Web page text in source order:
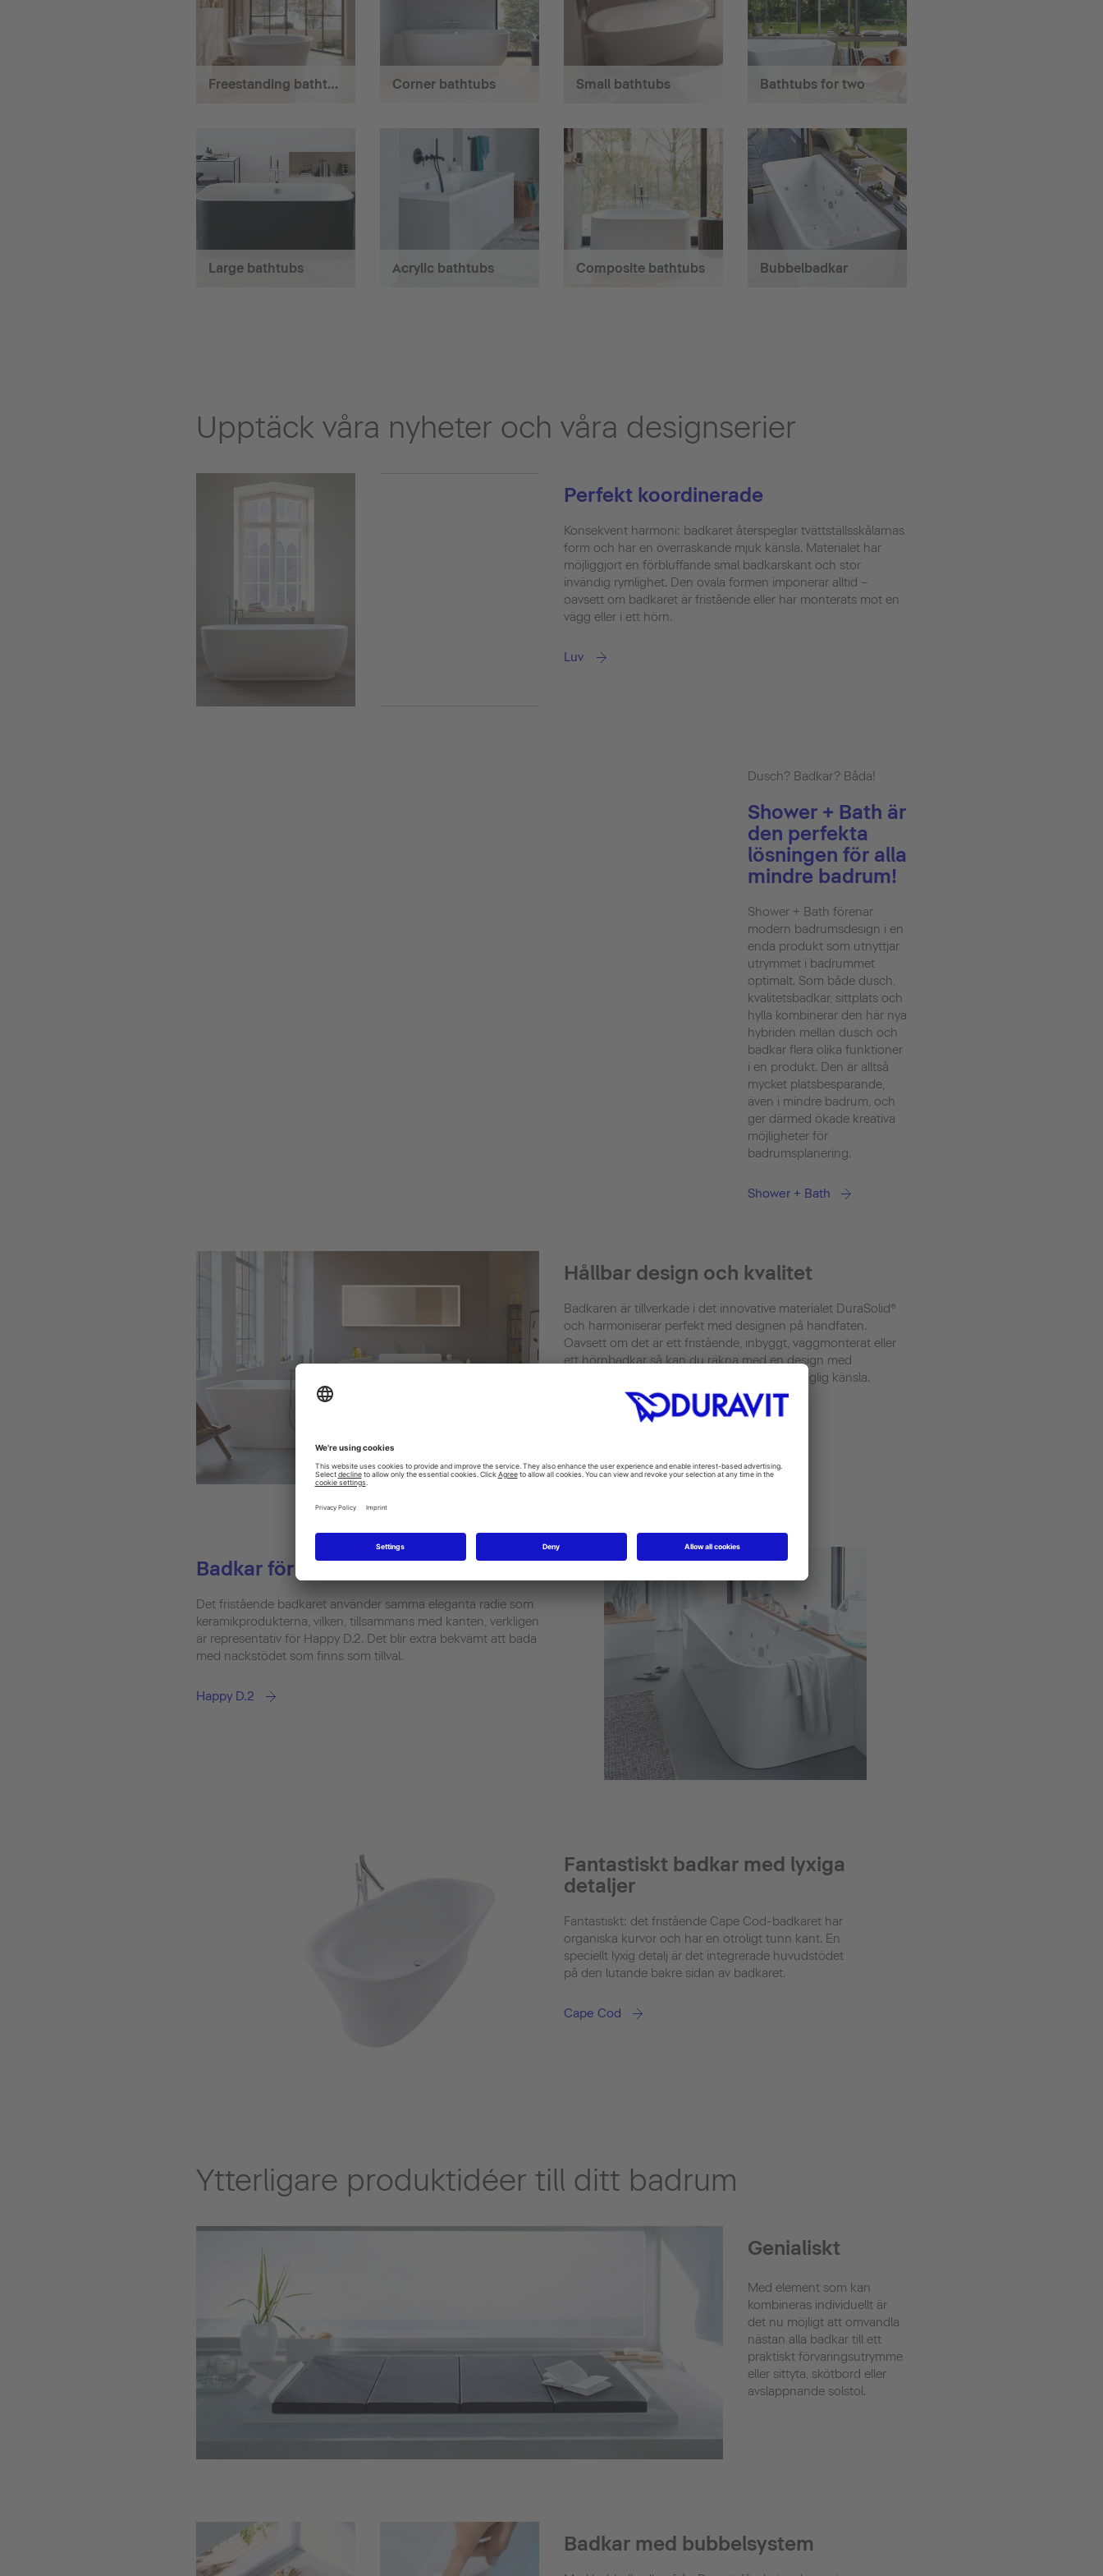
Freestanding bathtubs Corner bathtubs Small bathtubs Bathtubs for two
Large bathtubs Acrylic bathtubs Composite bathtubs Bubbelbadkar
Upptäck våra nyheter och våra designserier
Perfekt koordinerade
Konsekvent harmoni: badkaret återspeglar tvättställsskålarnas
form och har en överraskande mjuk känsla. Materialet har
möjliggjort en förbluffande smal badkarskant och stor
invändig rymlighet. Den ovala formen imponerar alltid –
oavsett om badkaret är fristående eller har monterats mot en
vägg eller i ett hörn.
Luv
Dusch? Badkar? Båda!
Shower + Bath är
den perfekta
lösningen för alla
mindre badrum!
Shower + Bath förenar
modern badrumsdesign i en
enda produkt som utnyttjar
utrymmet i badrummet
optimalt. Som både dusch,
kvalitetsbadkar, sittplats och
hylla kombinerar den här nya
hybriden mellan dusch och
badkar flera olika funktioner
i en produkt. Den är alltså
mycket platsbesparande,
även i mindre badrum, och
ger därmed ökade kreativa
möjligheter för
badrumsplanering.
Shower + Bath
Hållbar design och kvalitet
Badkaren är tillverkade i det innovative materialet DuraSolid®
och harmoniserar perfekt med designen på handfaten.
Oavsett om det är ett fristående, inbyggt, väggmonterat eller
ett hörnbadkar så kan du räkna med en design med
imponerande exakta linjer och en varm behaglig känsla.
Badkar för serien Happy D.2
Det fristående badkaret använder samma eleganta radie som
keramikprodukterna, vilken, tillsammans med kanten, verkligen
är representativ för Happy D.2. Det blir extra bekvämt att bada
med nackstödet som finns som tillval.
Happy D.2
Fantastiskt badkar med lyxiga
detaljer
Fantastiskt: det fristående Cape Cod-badkaret har
organiska kurvor och har en otroligt tunn kant. En
speciellt lyxig detalj är det integrerade huvudstödet
på den lutande bakre sidan av badkaret.
Cape Cod
Ytterligare produktidéer till ditt badrum
Genialiskt
Med element som kan
kombineras individuellt är
det nu möjligt att omvandla
nästan alla badkar till ett
praktiskt förvaringsutrymme
eller sittyta, skötbord eller
avslappnande solstol.
Badkar med bubbelsystem